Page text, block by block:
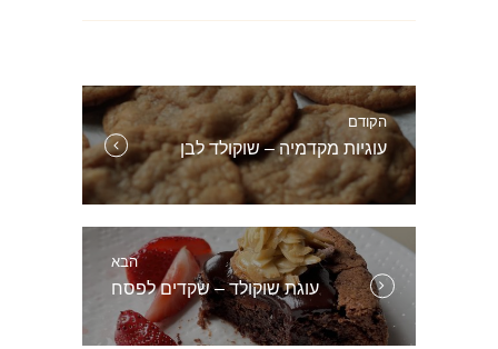
הקודם הפוסט
הקודם:
עוגיות מקדמיה – שוקולד לבן
הבא
עוגת שוקולד – שקדים לפסח